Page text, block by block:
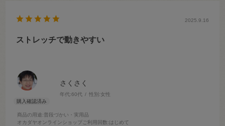
さくさく
年代:60代 性別:女性
商品の用途:普段づかい・実用品
オカダヤオンラインショップご利用回数:はじめて
2025.9.16
ストレッチで動きやすい